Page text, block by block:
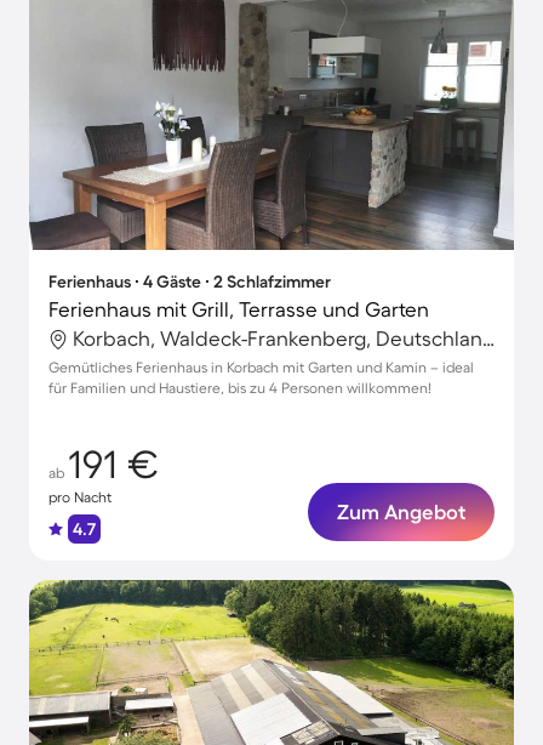
Ferienhaus ∙ 4 Gäste ∙ 2 Schlafzimmer
Ferienhaus mit Grill, Terrasse und Garten
Korbach, Waldeck-Frankenberg, Deutschland
Gemütliches Ferienhaus in Korbach mit Garten und Kamin – ideal
für Familien und Haustiere, bis zu 4 Personen willkommen!
ab 191 €
pro Nacht
4.7
Zum Angebot